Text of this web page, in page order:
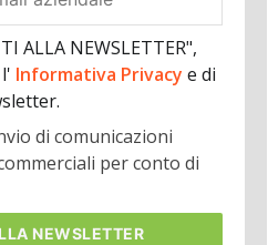
ALLA NEWSLETTER",
Informativa Privacy e di
di comunicazioni
per conto di
NEWSLETTER